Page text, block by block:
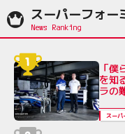
スーパーフォー
「
を知
ラの
スーパ